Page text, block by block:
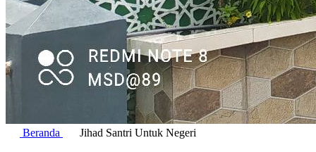
Beranda Jihad Santri Untuk Negeri